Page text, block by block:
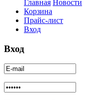
Главная Новости
Корзина
Прайс-лист
Вход
Вход